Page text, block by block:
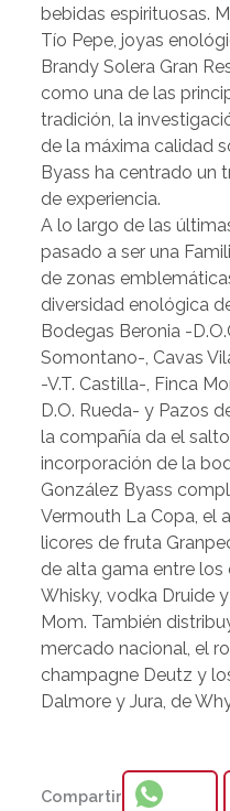
bebidas espirituosas.
Tío Pepe, joyas
Brandy Solera Gran
como una de las
tradición, la
de la máxima calidad
Byass ha centrado un
de experiencia.
A lo largo de las
pasado a ser una
de zonas
diversidad enológica
Bodegas Beronia -
Somontano-, Cavas
-V.T. Castilla-, Finca
D.O. Rueda- y Pazos
la compañía da el
incorporación de la
González Byass
Vermouth La Copa, el
licores de fruta
de alta gama entre
Whisky, vodka Druide
Mom. También
mercado nacional, el
champagne Deutz y
Dalmore y Jura, de
Compartir